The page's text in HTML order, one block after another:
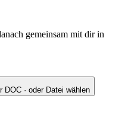
gemeinsam mit dir in
DOC · oder Datei wählen